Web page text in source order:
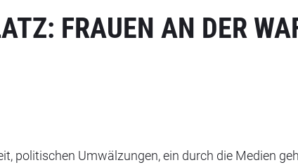
FRAUEN AN DER
politischen Umwälzungen, ein durch die Medien